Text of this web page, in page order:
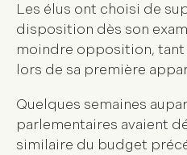
Les élus ont choisi de
disposition dès son
moindre opposition,
lors de sa première
Quelques semaines
parlementaires avaient
similaire du budget